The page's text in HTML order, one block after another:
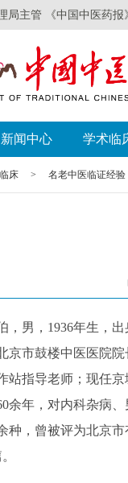
局主管 《中国中医药
新闻中心 学术临
床 > 名老中医临证经验
，男，1936年生，出
京市鼓楼中医医院
站指导老师；现任
余年，对内科杂病
种，曾被评为北京